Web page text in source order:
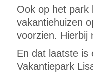
Ook op het park
vakantiehuizen
voorzien. Hierbij
En dat laatste is
Vakantiepark